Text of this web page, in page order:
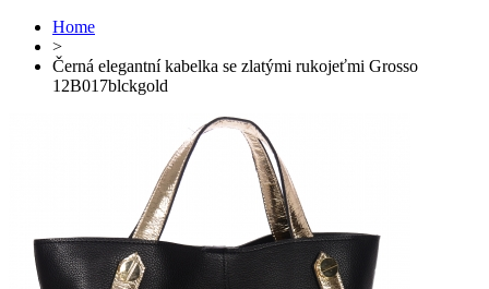
Home
>
Černá elegantní kabelka se zlatými rukojeťmi Grosso
12B017blckgold